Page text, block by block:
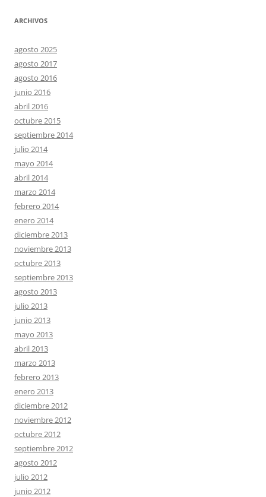
ARCHIVOS
agosto 2025
agosto 2017
agosto 2016
junio 2016
abril 2016
octubre 2015
septiembre 2014
julio 2014
mayo 2014
abril 2014
marzo 2014
febrero 2014
enero 2014
diciembre 2013
noviembre 2013
octubre 2013
septiembre 2013
agosto 2013
julio 2013
junio 2013
mayo 2013
abril 2013
marzo 2013
febrero 2013
enero 2013
diciembre 2012
noviembre 2012
octubre 2012
septiembre 2012
agosto 2012
julio 2012
junio 2012